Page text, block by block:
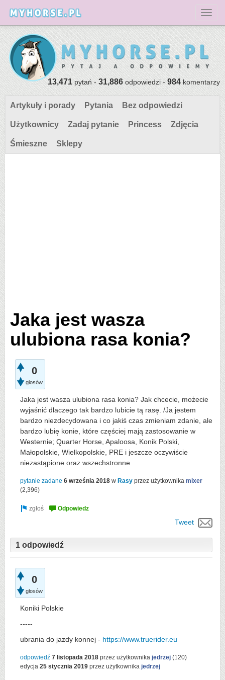
13,471pytań -31,886odpowiedzi -984komentarzy
Artykuły i porady Pytania Bez odpowiedzi
Użytkownicy Zadaj pytanie Princess Zdjęcia
Śmieszne Sklepy
Jaka jest wasza
ulubiona rasa konia?
0
głosów
Jaka jest wasza ulubiona rasa konia? Jak chcecie, możecie
wyjaśnić dlaczego tak bardzo lubicie tą rasę. /Ja jestem
bardzo niezdecydowana i co jakiś czas zmieniam zdanie, ale
bardzo lubię konie, które częściej mają zastosowanie w
Westernie; Quarter Horse, Apaloosa, Konik Polski,
Małopolskie, Wielkopolskie, PRE i jeszcze oczywiście
niezastąpione oraz wszechstronne
pytanie zadane 6 września 2018 w Rasy przez użytkownika mixer
(2,396)
Tweet
1 odpowiedź
0
głosów
Koniki Polskie
-----
ubrania do jazdy konnej - https://www.truerider.eu
odpowiedź 7 listopada 2018 przez użytkownika jedrzej (120)
edycja 25 stycznia 2019 przez użytkownika jedrzej